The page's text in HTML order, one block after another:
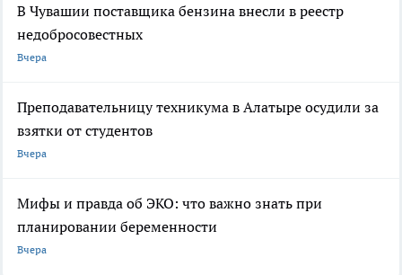
В Чувашии поставщика бензина внесли в реестр
недобросовестных
Вчера
Преподавательницу техникума в Алатыре осудили за
взятки от студентов
Вчера
Мифы и правда об ЭКО: что важно знать при
планировании беременности
Вчера